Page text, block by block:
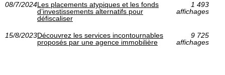
08/7/2024Les placements atypiques et les fonds
d’investissements alternatifs pour
défiscaliser
1 493
affichages
15/8/2023Découvrez les services incontournables
proposés par une agence immobilière
9 725
affichages